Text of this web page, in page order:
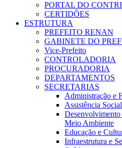
PORTAL DO
CERTIDÕES
ESTRUTURA
PREFEITO RENAN
GABINETE DO
Vice-Prefeito
CONTROLADORIA
PROCURADORIA
DEPARTAMENTOS
SECRETARIAS
Administração e
Assistência Social
Meio Ambiente
Educação e
Infraestrutura e